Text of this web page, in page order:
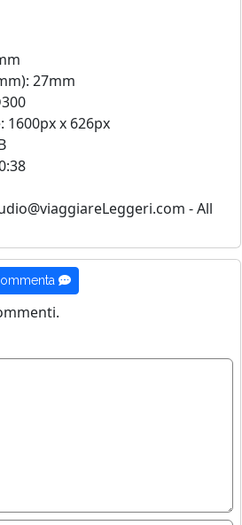
27mm
x 626px
- All